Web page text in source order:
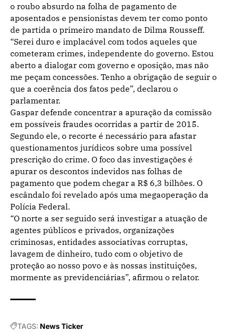
o roubo absurdo na folha de pagamento de
aposentados e pensionistas devem ter como ponto
de partida o primeiro mandato de Dilma Rousseff.
“Serei duro e implacável com todos aqueles que
cometeram crimes, independente do governo. Estou
aberto a dialogar com governo e oposição, mas não
me peçam concessões. Tenho a obrigação de seguir o
que a coerência dos fatos pede”, declarou o
parlamentar.
Gaspar defende concentrar a apuração da comissão
em possíveis fraudes ocorridas a partir de 2015.
Segundo ele, o recorte é necessário para afastar
questionamentos jurídicos sobre uma possível
prescrição do crime. O foco das investigações é
apurar os descontos indevidos nas folhas de
pagamento que podem chegar a R$ 6,3 bilhões. O
escândalo foi revelado após uma megaoperação da
Polícia Federal.
“O norte a ser seguido será investigar a atuação de
agentes públicos e privados, organizações
criminosas, entidades associativas corruptas,
lavagem de dinheiro, tudo com o objetivo de
proteção ao nosso povo e às nossas instituições,
mormente as previdenciárias”, afirmou o relator.
TAGS: News Ticker